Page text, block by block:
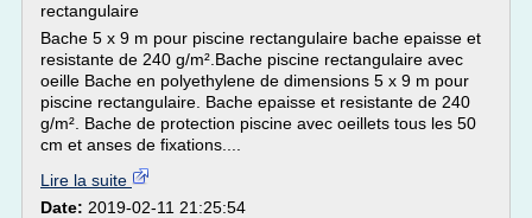
rectangulaire
Bache 5 x 9 m pour piscine rectangulaire bache epaisse et
resistante de 240 g/m².Bache piscine rectangulaire avec
oeille Bache en polyethylene de dimensions 5 x 9 m pour
piscine rectangulaire. Bache epaisse et resistante de 240
g/m². Bache de protection piscine avec oeillets tous les 50
cm et anses de fixations....
Lire la suite
Date: 2019-02-11 21:25:54